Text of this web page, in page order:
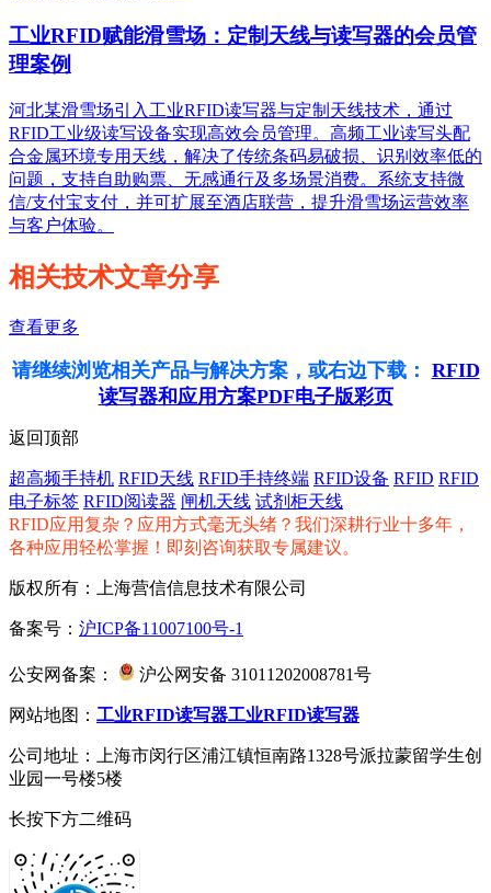
工业RFID赋能滑雪场：定制天线与读写器的会员管
理案例
河北某滑雪场引入工业RFID读写器与定制天线技术，通过
RFID工业级读写设备实现高效会员管理。高频工业读写头配
合金属环境专用天线，解决了传统条码易破损、识别效率低的
问题，支持自助购票、无感通行及多场景消费。系统支持微
信/支付宝支付，并可扩展至酒店联营，提升滑雪场运营效率
与客户体验。
相关技术文章分享
查看更多
请继续浏览相关产品与解决方案，或右边下载： RFID
读写器和应用方案PDF电子版彩页
返回顶部
超高频手持机 RFID天线 RFID手持终端 RFID设备 RFID RFID
电子标签 RFID阅读器 闸机天线 试剂柜天线
RFID应用复杂？应用方式毫无头绪？我们深耕行业十多年，
各种应用轻松掌握！即刻咨询获取专属建议。
版权所有：上海营信信息技术有限公司
备案号： 沪ICP备11007100号-1
公安网备案： 沪公网安备 31011202008781号
网站地图： 工业RFID读写器工业RFID读写器
公司地址：上海市闵行区浦江镇恒南路1328号派拉蒙留学生创
业园一号楼5楼
长按下方二维码